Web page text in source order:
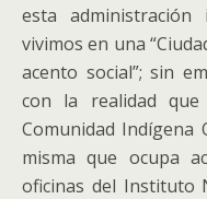
esta administración
vivimos en una
acento social”; sin
con la realidad que
Comunidad Indígena
misma que ocupa
oficinas del Instituto